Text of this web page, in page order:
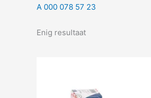
A 000 078 57 23
Enig resultaat